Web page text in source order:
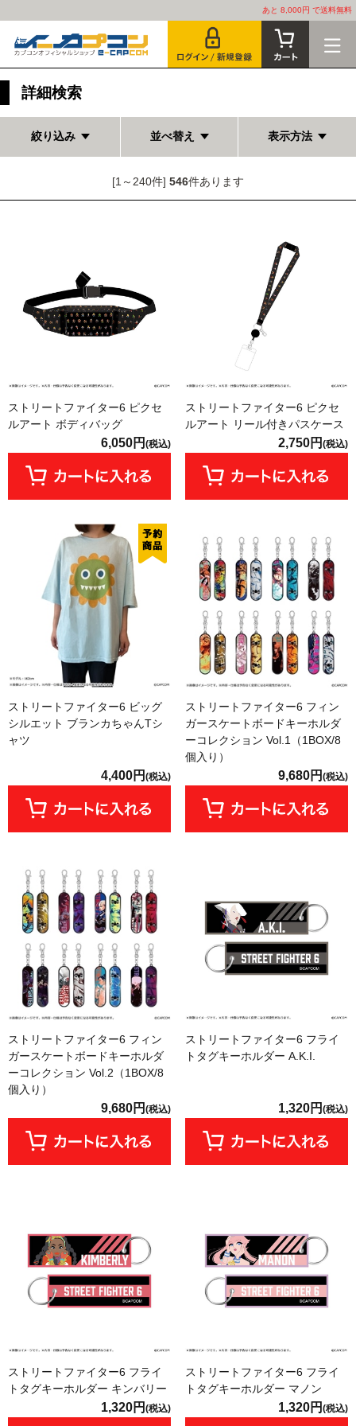
あと 8,000円 で送料無料
詳細検索
絞り込み 並べ替え 表示方法
[1～240件] 546件あります
ストリートファイター6 ピクセ
ルアート ボディバッグ
6,050円 (税込)
ストリートファイター6 ピクセ
ルアート リール付きパスケース
2,750円 (税込)
ストリートファイター6 ビッグ
シルエット ブランカちゃんTシ
ャツ
4,400円 (税込)
ストリートファイター6 フィン
ガースケートボードキーホルダ
ーコレクション Vol.1（1BOX/8
個入り）
9,680円 (税込)
ストリートファイター6 フィン
ガースケートボードキーホルダ
ーコレクション Vol.2（1BOX/8
個入り）
9,680円 (税込)
ストリートファイター6 フライ
トタグキーホルダー A.K.I.
1,320円 (税込)
ストリートファイター6 フライ
トタグキーホルダー キンバリー
1,320円 (税込)
ストリートファイター6 フライ
トタグキーホルダー マノン
1,320円 (税込)